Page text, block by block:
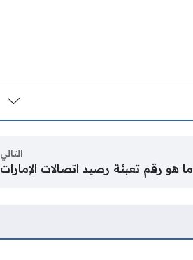
التالي
ما هو رقم تعبئة رصيد اتصالات الإمارات